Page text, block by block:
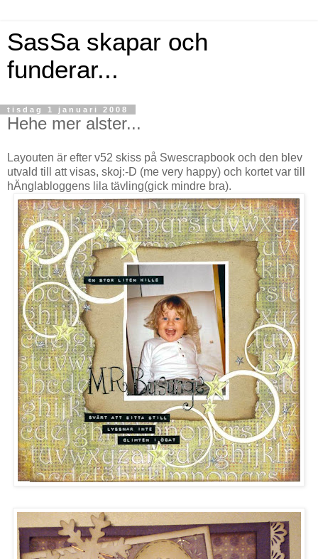
SasSa skapar och
funderar...
tisdag 1 januari 2008
Hehe mer alster...
Layouten är efter v52 skiss på Swescrapbook och den blev
utvald till att visas, skoj:-D (me very happy) och kortet var till
hÄnglabloggens lila tävling(gick mindre bra).